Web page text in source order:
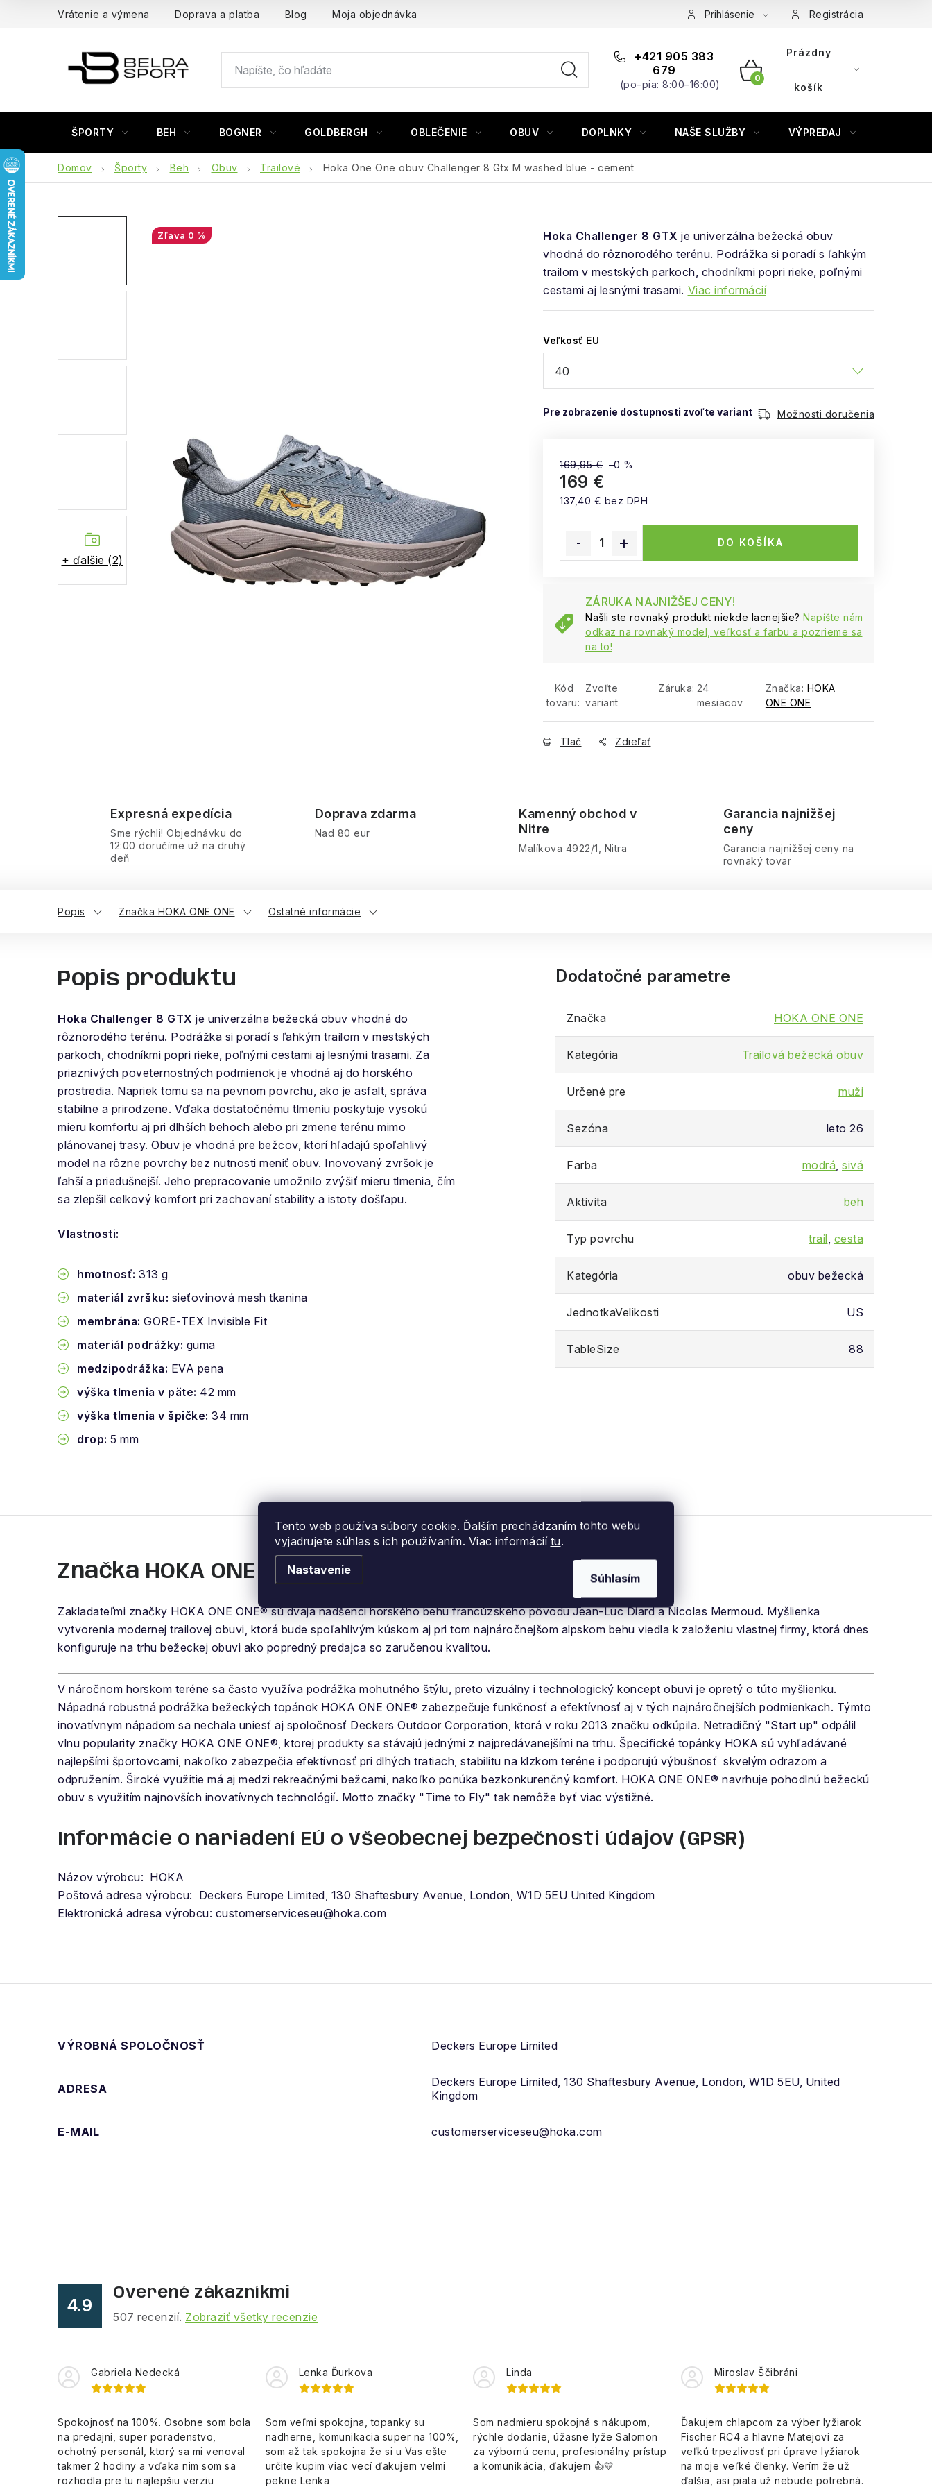
Tento web používa súbory cookie. Ďalším prechádzaním tohto webu
vyjadrujete súhlas s ich používaním. Viac informácií tu.
Nastavenie
Súhlasím
Vrátenie a výmena Doprava a platba Blog Moja objednávka Prihlásenie Registrácia
+421 905 383
679
(po–pia: 8:00–16:00) NÁKUPNÝ
Prázdny
košík
ŠPORTY BEH BOGNER GOLDBERGH OBLEČENIE OBUV DOPLNKY NAŠE SLUŽBY VÝPREDAJ
Domov Športy Beh Obuv Trailové Hoka One One obuv Challenger 8 Gtx M washed blue - cement
+ ďalšie (2)
Hoka Challenger 8 GTX je univerzálna bežecká obuv
vhodná do rôznorodého terénu. Podrážka si poradí s ľahkým
trailom v mestských parkoch, chodníkmi popri rieke, poľnými
cestami aj lesnými trasami. Viac informácií
Veľkosť EU
Možnosti doručenia
169,95 € –0 %
169 €
137,40 € bez DPH
DO KOŠÍKA
ZÁRUKA NAJNIŽŠEJ CENY!
Našli ste rovnaký produkt niekde lacnejšie? Napíšte nám
odkaz na rovnaký model, veľkosť a farbu a pozrieme sa
na to!
Kód
tovaru:
Zvoľte
variant
Záruka: 24
mesiacov
Značka: HOKA
ONE ONE
Tlač Zdieľať
0 %
Expresná expedícia
Sme rýchli! Objednávku do
12:00 doručíme už na druhý
deň
Doprava zdarma
Nad 80 eur
Kamenný obchod v
Nitre
Malíkova 4922/1, Nitra
Garancia najnižšej
ceny
Garancia najnižšej ceny na
rovnaký tovar
Popis Značka HOKA ONE ONE Ostatné informácie
Popis produktu
Hoka Challenger 8 GTX je univerzálna bežecká obuv vhodná do
rôznorodého terénu. Podrážka si poradí s ľahkým trailom v mestských
parkoch, chodníkmi popri rieke, poľnými cestami aj lesnými trasami. Za
priaznivých poveternostných podmienok je vhodná aj do horského
prostredia. Napriek tomu sa na pevnom povrchu, ako je asfalt, správa
stabilne a prirodzene. Vďaka dostatočnému tlmeniu poskytuje vysokú
mieru komfortu aj pri dlhších behoch alebo pri zmene terénu mimo
plánovanej trasy. Obuv je vhodná pre bežcov, ktorí hľadajú spoľahlivý
model na rôzne povrchy bez nutnosti meniť obuv. Inovovaný zvršok je
ľahší a priedušnejší. Jeho prepracovanie umožnilo zvýšiť mieru tlmenia, čím
sa zlepšil celkový komfort pri zachovaní stability a istoty došľapu.
Vlastnosti:
hmotnosť: 313 g
materiál zvršku: sieťovinová mesh tkanina
membrána: GORE-TEX Invisible Fit
materiál podrážky: guma
medzipodrážka: EVA pena
výška tlmenia v päte: 42 mm
výška tlmenia v špičke: 34 mm
drop: 5 mm
Dodatočné parametre
Značka HOKA ONE ONE
Kategória Trailová bežecká obuv
Určené pre muži
Sezóna leto 26
Farba modrá, sivá
Aktivita beh
Typ povrchu trail, cesta
Kategória obuv bežecká
JednotkaVelikosti US
TableSize 88
Značka HOKA ONE ONE
Zakladateľmi značky HOKA ONE ONE® sú dvaja nadšenci horského behu francúzskeho pôvodu Jean-Luc Diard a Nicolas Mermoud. Myšlienka
vytvorenia modernej trailovej obuvi, ktorá bude spoľahlivým kúskom aj pri tom najnáročnejšom alpskom behu viedla k založeniu vlastnej firmy, ktorá dnes
konfiguruje na trhu bežeckej obuvi ako popredný predajca so zaručenou kvalitou.
V náročnom horskom teréne sa často využíva podrážka mohutného štýlu, preto vizuálny i technologický koncept obuvi je opretý o túto myšlienku.
Nápadná robustná podrážka bežeckých topánok HOKA ONE ONE® zabezpečuje funkčnosť a efektívnosť aj v tých najnáročnejších podmienkach. Týmto
inovatívnym nápadom sa nechala uniesť aj spoločnosť Deckers Outdoor Corporation, ktorá v roku 2013 značku odkúpila. Netradičný "Start up" odpálil
vlnu popularity značky HOKA ONE ONE®, ktorej produkty sa stávajú jednými z najpredávanejšími na trhu. Špecifické topánky HOKA sú vyhľadávané
najlepšími športovcami, nakoľko zabezpečia efektívnosť pri dlhých tratiach, stabilitu na klzkom teréne i podporujú výbušnosť skvelým odrazom a
odpružením. Široké využitie má aj medzi rekreačnými bežcami, nakoľko ponúka bezkonkurenčný komfort. HOKA ONE ONE® navrhuje pohodlnú bežeckú
obuv s využitím najnovších inovatívnych technológií. Motto značky "Time to Fly" tak nemôže byť viac výstižné.
Informácie o nariadení EÚ o všeobecnej bezpečnosti údajov (GPSR)
Názov výrobcu: HOKA
Poštová adresa výrobcu: Deckers Europe Limited, 130 Shaftesbury Avenue, London, W1D 5EU United Kingdom
Elektronická adresa výrobcu: customerserviceseu@hoka.com
VÝROBNÁ SPOLOČNOSŤ Deckers Europe Limited
ADRESA
Deckers Europe Limited, 130 Shaftesbury Avenue, London, W1D 5EU, United
Kingdom
E-MAIL customerserviceseu@hoka.com
4.9
Overené zákazníkmi
507 recenzií. Zobraziť všetky recenzie
Gabriela Nedecká
Spokojnosť na 100%. Osobne som bola
na predajni, super poradenstvo,
ochotný personál, ktorý sa mi venoval
takmer 2 hodiny a vďaka nim som sa
rozhodla pre tu najlepšiu verziu
Lenka Ďurkova
Som veľmi spokojna, topanky su
nadherne, komunikacia super na 100%,
som až tak spokojna že si u Vas ešte
určite kupim viac vecí ďakujem velmi
pekne Lenka
Linda
Som nadmieru spokojná s nákupom,
rýchle dodanie, úžasne lyže Salomon
za výbornú cenu, profesionálny prístup
a komunikácia, ďakujem 👍💛
Miroslav Ščibráni
Ďakujem chlapcom za výber lyžiarok
Fischer RC4 a hlavne Matejovi za
veľkú trpezlivosť pri úprave lyžiarok
na moje veľké členky. Verím že už
ďalšia, asi piata už nebude potrebná.